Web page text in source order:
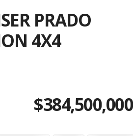
PRADO
4X4
$384,500,000